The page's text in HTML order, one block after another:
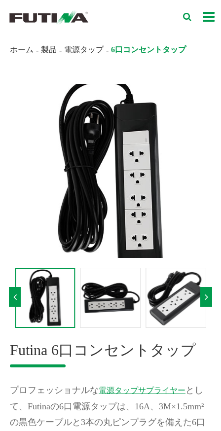
ホーム 製品 電源タップ 6口コンセントタップ
Futina 6口コンセントタップ
プロフェッショナルな電源タップサプライヤー とし
て、Futinaの6口電源タップは、16A、3M×1.5mm²
の黒色ケーブルと3本の丸ピンプラグを備えた6口